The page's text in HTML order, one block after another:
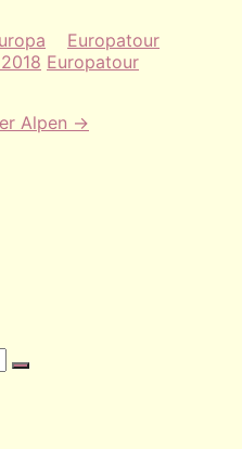
Europatour
Europatour
Alpen →